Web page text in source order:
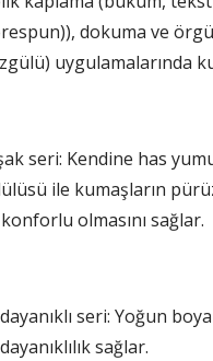
dokuma ve örgü
uygulamalarında
seri: Kendine has
ile kumaşların
olmasını sağlar.
seri: Yoğun
sağlar.